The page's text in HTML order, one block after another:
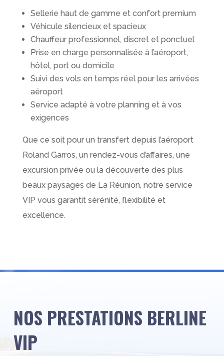
Sellerie haut de gamme et confort premium
Véhicule silencieux et spacieux
Chauffeur professionnel, discret et ponctuel
Prise en charge personnalisée à l’aéroport,
hôtel, port ou domicile
Suivi des vols en temps réel pour les arrivées
aéroport
Service adapté à votre planning et à vos
exigences
Que ce soit pour un transfert depuis l’aéroport
Roland Garros, un rendez-vous d’affaires, une
excursion privée ou la découverte des plus
beaux paysages de La Réunion, notre service
VIP vous garantit sérénité, flexibilité et
excellence.
NOS PRESTATIONS BERLINE
VIP